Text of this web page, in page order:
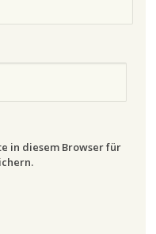
in diesem Browser für